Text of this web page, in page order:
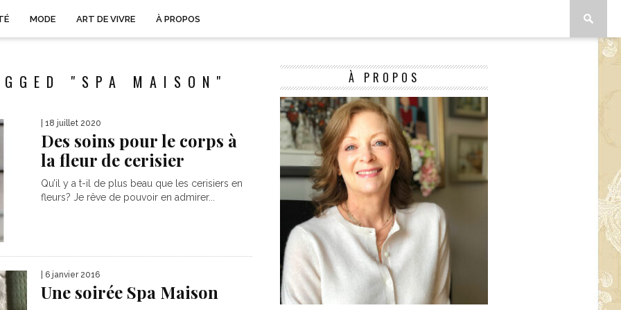
MODE ART DE VIVRE À PROPOS
"SPA MAISON"
| 18 juillet 2020
Des soins pour le corps à
la fleur de cerisier
Qu’il y a t-il de plus beau que les cerisiers en
fleurs? Je rêve de pouvoir en admirer...
| 6 janvier 2016
Une soirée Spa Maison
À PROPOS